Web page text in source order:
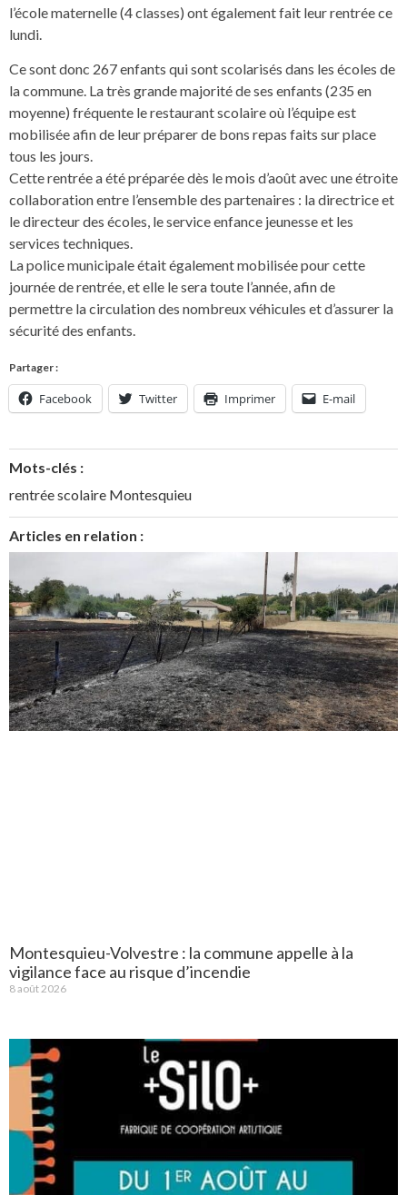
l’école maternelle (4 classes) ont également fait leur rentrée ce
lundi.
Ce sont donc 267 enfants qui sont scolarisés dans les écoles de
la commune. La très grande majorité de ses enfants (235 en
moyenne) fréquente le restaurant scolaire où l’équipe est
mobilisée afin de leur préparer de bons repas faits sur place
tous les jours.
Cette rentrée a été préparée dès le mois d’août avec une étroite
collaboration entre l’ensemble des partenaires : la directrice et
le directeur des écoles, le service enfance jeunesse et les
services techniques.
La police municipale était également mobilisée pour cette
journée de rentrée, et elle le sera toute l’année, afin de
permettre la circulation des nombreux véhicules et d’assurer la
sécurité des enfants.
Partager :
Facebook Twitter Imprimer E-mail
Mots-clés :
rentrée scolaire Montesquieu
Articles en relation :
Montesquieu-Volvestre : la commune appelle à la
vigilance face au risque d’incendie
8 août 2026